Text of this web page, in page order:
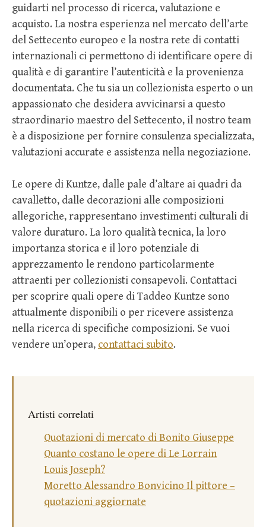
guidarti nel processo di ricerca, valutazione e
acquisto. La nostra esperienza nel mercato dell’arte
del Settecento europeo e la nostra rete di contatti
internazionali ci permettono di identificare opere di
qualità e di garantire l’autenticità e la provenienza
documentata. Che tu sia un collezionista esperto o un
appassionato che desidera avvicinarsi a questo
straordinario maestro del Settecento, il nostro team
è a disposizione per fornire consulenza specializzata,
valutazioni accurate e assistenza nella negoziazione.
Le opere di Kuntze, dalle pale d’altare ai quadri da
cavalletto, dalle decorazioni alle composizioni
allegoriche, rappresentano investimenti culturali di
valore duraturo. La loro qualità tecnica, la loro
importanza storica e il loro potenziale di
apprezzamento le rendono particolarmente
attraenti per collezionisti consapevoli. Contattaci
per scoprire quali opere di Taddeo Kuntze sono
attualmente disponibili o per ricevere assistenza
nella ricerca di specifiche composizioni. Se vuoi
vendere un’opera, contattaci subito.
Artisti correlati
Quotazioni di mercato di Bonito Giuseppe
Quanto costano le opere di Le Lorrain
Louis Joseph?
Moretto Alessandro Bonvicino Il pittore –
quotazioni aggiornate